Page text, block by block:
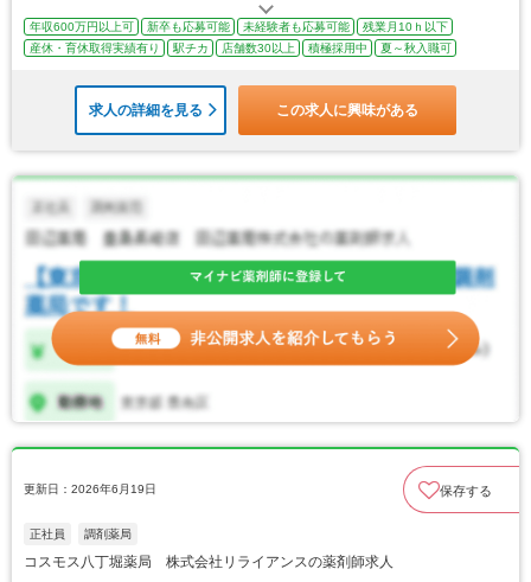
年収600万円以上可 新卒も応募可能 未経験者も応募可能
残業月10ｈ以下
産休・育休取得実績有り
駅チカ 店舗数30以上 積極採用中 夏～秋入職可
求人の詳細を見る この求人に興味がある
更新日：2026年6月19日 保存する
正社員 調剤薬局
コスモス八丁堀薬局 株式会社リライアンスの薬剤師求人